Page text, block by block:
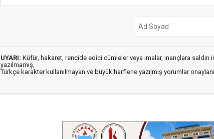
UYARI: Küfür, hakaret, rencide edici cümleler veya imalar, inançlara saldırı
yazılmamış,
Türkçe karakter kullanılmayan ve büyük harflerle yazılmış yorumlar